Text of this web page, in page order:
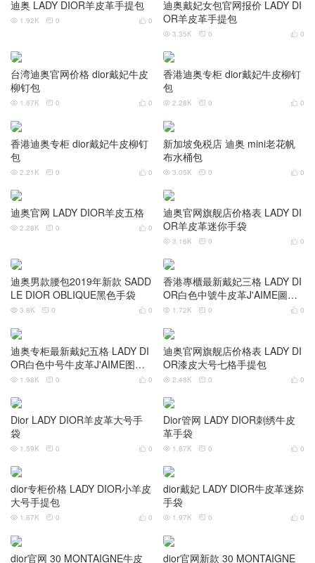
DIOR BOOK TOTE酒红色DIOR

官网 DIOR BOOK TOTE刺绣购
物袋
 3.21K
迪奥 DIOR BOOK TOTE大号刺
绣购物袋
迪奥 J’ADIOR爱心购物袋
 0
 1.72K  0
迪奥新加坡官网 J’ADIOR牛皮镜
片链条包

迪奥 J’ADIOR羊皮链条包
 0
 2.47K  0
迪奥上海专柜地址 jadior羊皮白

迪奥官网 jadio羊皮链条包
 0
 1.84K  0
迪奥 jadio羊皮链条包
 0
 1.5K  0
迪奥 ROLLER旅行包
 0
 2.14K  0
迪奥 LADY DIOR羊皮革手提包

 1.92K  0
迪奥戴妃女包官网报价 LADY DI
OR羊皮革手提包
 0
 3.35K  0
台湾迪奥官网价格 dior戴妃牛皮
柳钉包
 0
 1.87K  0
香港迪奥专柜 dior戴妃牛皮柳钉
包
 0
 2.28K  0
香港迪奥专柜 dior戴妃牛皮柳钉
包
 0
 2.21K  0
新加坡免税店 迪奥 mini老花帆
布水桶包
 0
 3.05K  0